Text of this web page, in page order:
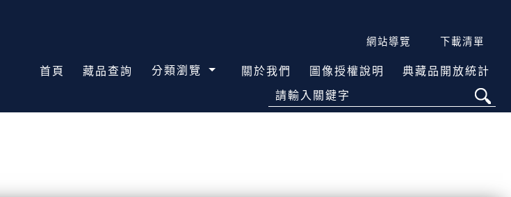
網站導覽 下載清單
首頁 藏品查詢 分類瀏覽 關於我們 圖像授權說明 典藏品開放統計
請輸入關鍵字